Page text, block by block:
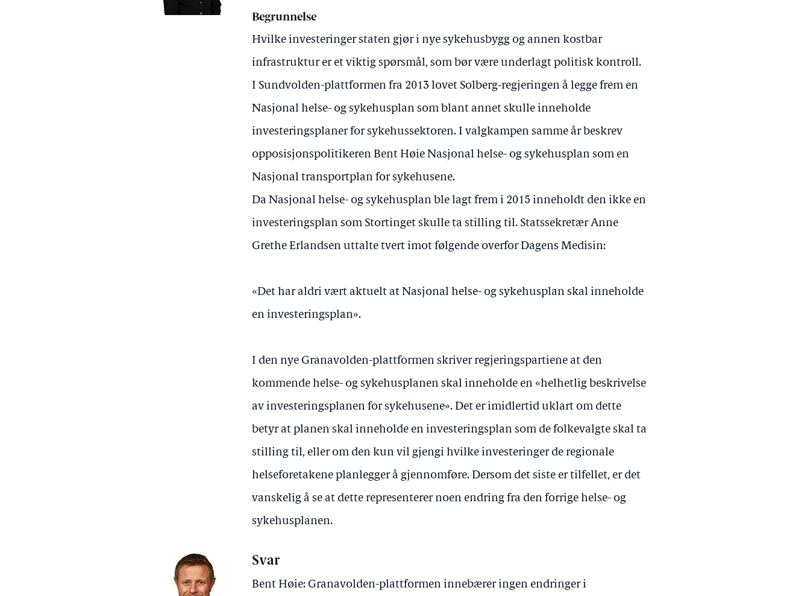
Begrunnelse
Hvilke investeringer staten gjør i nye sykehusbygg og annen kostbar
infrastruktur er et viktig spørsmål, som bør være underlagt politisk kontroll.
I Sundvolden-plattformen fra 2013 lovet Solberg-regjeringen å legge frem en
Nasjonal helse- og sykehusplan som blant annet skulle inneholde
investeringsplaner for sykehussektoren. I valgkampen samme år beskrev
opposisjonspolitikeren Bent Høie Nasjonal helse- og sykehusplan som en
Nasjonal transportplan for sykehusene.
Da Nasjonal helse- og sykehusplan ble lagt frem i 2015 inneholdt den ikke en
investeringsplan som Stortinget skulle ta stilling til. Statssekretær Anne
Grethe Erlandsen uttalte tvert imot følgende overfor Dagens Medisin:
«Det har aldri vært aktuelt at Nasjonal helse- og sykehusplan skal inneholde
en investeringsplan».
I den nye Granavolden-plattformen skriver regjeringspartiene at den
kommende helse- og sykehusplanen skal inneholde en «helhetlig beskrivelse
av investeringsplanen for sykehusene». Det er imidlertid uklart om dette
betyr at planen skal inneholde en investeringsplan som de folkevalgte skal ta
stilling til, eller om den kun vil gjengi hvilke investeringer de regionale
helseforetakene planlegger å gjennomføre. Dersom det siste er tilfellet, er det
vanskelig å se at dette representerer noen endring fra den forrige helse- og
sykehusplanen.
Svar
Bent Høie: Granavolden-plattformen innebærer ingen endringer i